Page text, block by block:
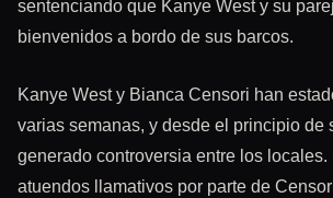
sentenciando que Kanye West y su
bienvenidos a bordo de sus barcos.
Kanye West y Bianca Censori han
varias semanas, y desde el principio de
generado controversia entre los
atuendos llamativos por parte de